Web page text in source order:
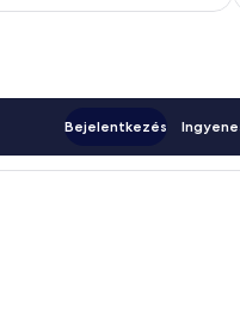
Bejelentkezés